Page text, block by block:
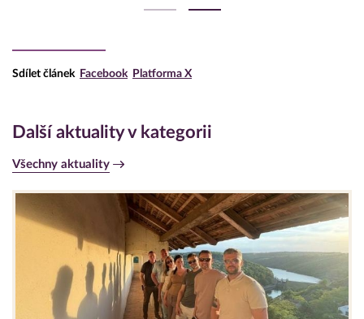
Sdílet článek Facebook Platforma X
Další aktuality v kategorii
Všechny aktuality